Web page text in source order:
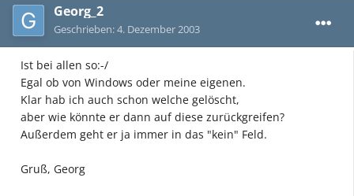
Georg_2
Geschrieben:4. Dezember 2003
Ist bei allen so:-/
Egal ob von Windows oder meine eigenen.
Klar hab ich auch schon welche gelöscht,
aber wie könnte er dann auf diese zurückgreifen?
Außerdem geht er ja immer in das "kein" Feld.
Gruß, Georg